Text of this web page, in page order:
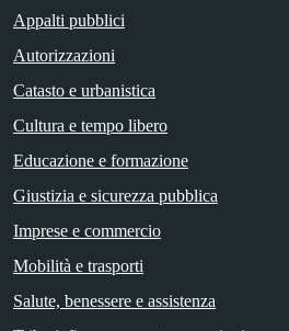
Appalti pubblici
Autorizzazioni
Catasto e urbanistica
Cultura e tempo libero
Educazione e formazione
Giustizia e sicurezza pubblica
Imprese e commercio
Mobilità e trasporti
Salute, benessere e assistenza